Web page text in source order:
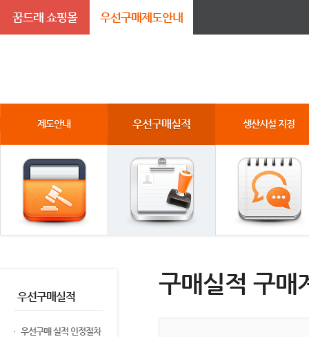
꿈드래 쇼핑몰 우선구매제도안내
제도안내 우선구매실적 생산시설 지정
우선구매실적
우선구매 실적 인정절차
구매실적 구매